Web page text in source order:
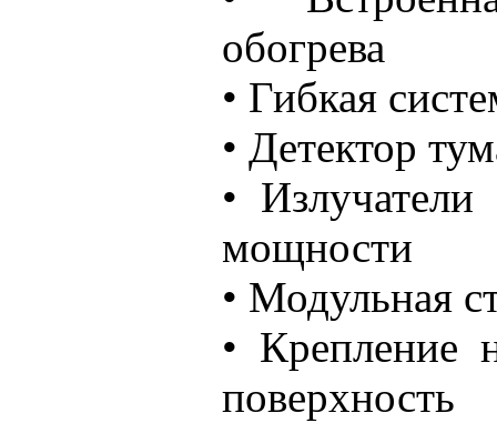
обогрева
• Гибкая
• Детектор
•
мощности
• Модульная
• Крепление
поверхность